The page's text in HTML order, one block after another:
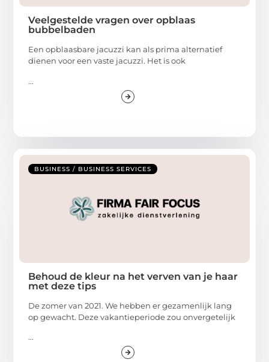
Veelgestelde vragen over opblaas
bubbelbaden
Een opblaasbare jacuzzi kan als prima alternatief
dienen voor een vaste jacuzzi. Het is ook
...
BUSINESS / BUSINESS SERVICES
Behoud de kleur na het verven van je haar
met deze tips
De zomer van 2021. We hebben er gezamenlijk lang
op gewacht. Deze vakantieperiode zou onvergetelijk
...